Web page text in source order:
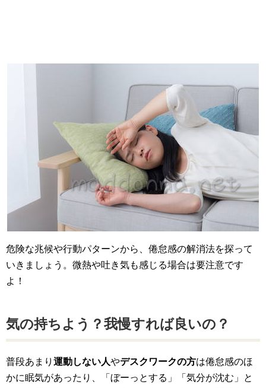
危険な兆候や行動パターンから、倦怠感の解消法を探って
いきましょう。微熱や吐き気も感じる場合は要注意です
よ！
気の持ちよう？我慢すれば良いの？
普段あまり 運動しない人やデスクワークの方は倦怠感のほ
かに眠気があったり、「ぼーっとする」「気分が沈む」と